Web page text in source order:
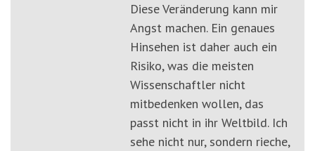
Diese Veränderung kann mir
Angst machen. Ein genaues
Hinsehen ist daher auch ein
Risiko, was die meisten
Wissenschaftler nicht
mitbedenken wollen, das
passt nicht in ihr Weltbild. Ich
sehe nicht nur, sondern rieche,